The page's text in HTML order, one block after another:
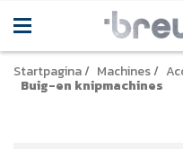
Startpagina/ Machines/
Buig-en knipmachines